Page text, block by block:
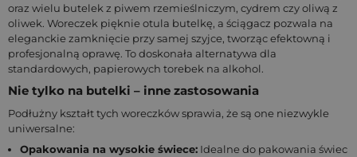
oraz wielu butelek z piwem rzemieślniczym, cydrem czy oliwą z
oliwek. Woreczek pięknie otula butelkę, a ściągacz pozwala na
eleganckie zamknięcie przy samej szyjce, tworząc efektowną i
profesjonalną oprawę. To doskonała alternatywa dla
standardowych, papierowych torebek na alkohol.
Nie tylko na butelki – inne zastosowania
Podłużny kształt tych woreczków sprawia, że są one niezwykle
uniwersalne:
Opakowania na wysokie świece: Idealne do pakowania świec